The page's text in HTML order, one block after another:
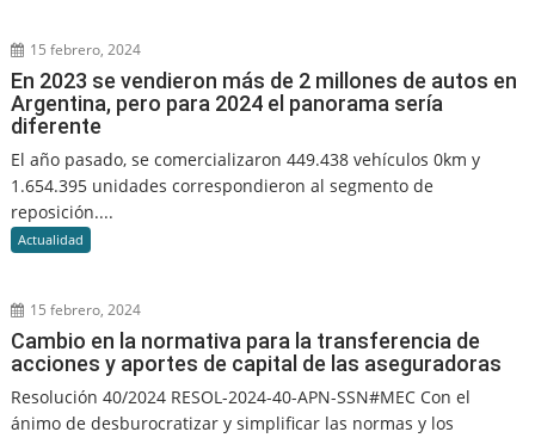
15 febrero, 2024
En 2023 se vendieron más de 2 millones de autos en
Argentina, pero para 2024 el panorama sería
diferente
El año pasado, se comercializaron 449.438 vehículos 0km y
1.654.395 unidades correspondieron al segmento de
reposición....
Actualidad
15 febrero, 2024
Cambio en la normativa para la transferencia de
acciones y aportes de capital de las aseguradoras
Resolución 40/2024 RESOL-2024-40-APN-SSN#MEC Con el
ánimo de desburocratizar y simplificar las normas y los